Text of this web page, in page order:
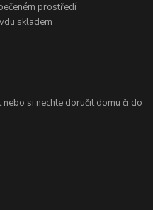
prostředí
skladem
si nechte doručit domu či do